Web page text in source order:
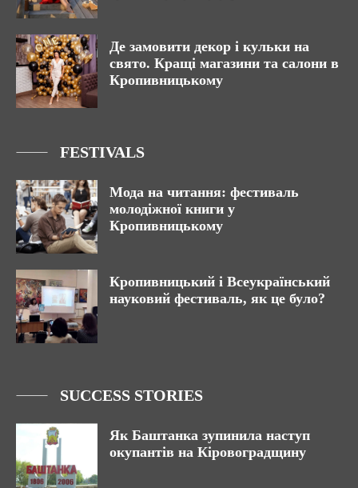
Де замовити декор і кульки на
свято. Кращі магазини та салони в
Кропивницькому
FESTIVALS
Мода на читання: фестиваль
молодіжної книги у
Кропивницькому
Кропивницький і Всеукраїнський
науковий фестиваль, як це було?
SUCCESS STORIES
Як Баштанка зупинила наступ
окупантів на Кіровоградщину